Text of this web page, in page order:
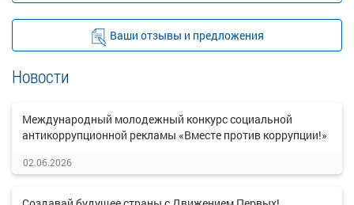
Ваши отзывы и предложения
Новости
Международный молодежный конкурс социальной
антикоррупционной рекламы «Вместе против коррупции!»
02.06.2026